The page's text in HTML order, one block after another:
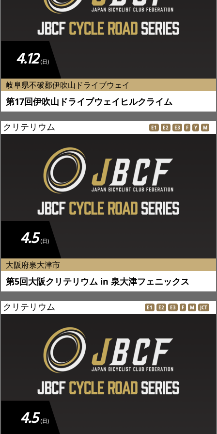
4.12 (日)
岐阜県不破郡伊吹山ドライブウェイ
第17回伊吹山ドライブウェイヒルクライム
クリテリウム E1 E2 E3 F Y M
4.5 (日)
大阪府泉大津市
第5回大阪クリテリウム in 泉大津フェニックス
クリテリウム E1 E2 E3 F M JCT
4.5 (日)